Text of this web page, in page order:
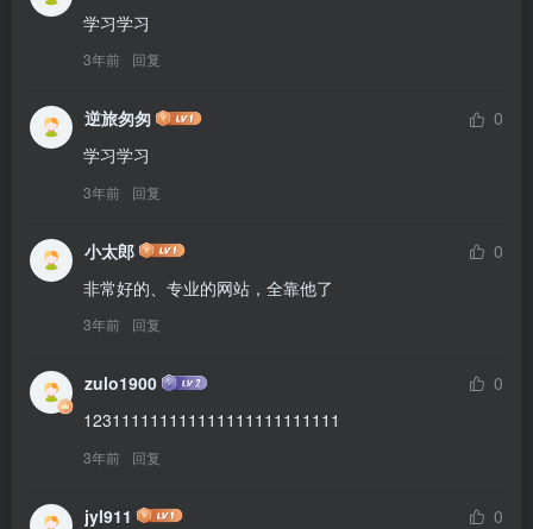
学习学习
3年前 回复
逆旅匆匆
0
学习学习
3年前 回复
小太郎
0
非常好的、专业的网站，全靠他了
3年前 回复
zulo1900
0
123111111111111111111111111
3年前 回复
jyl911
0